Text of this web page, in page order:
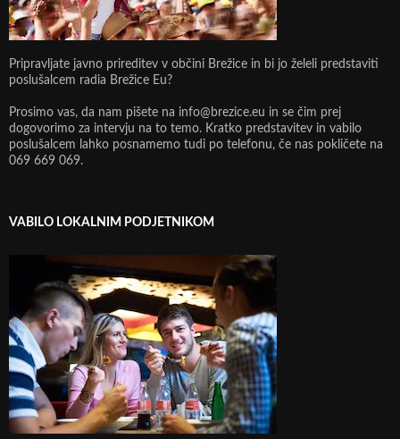
Pripravljate javno prireditev v občini Brežice in bi jo želeli predstaviti
poslušalcem radia Brežice Eu?
Prosimo vas, da nam pišete na info@brezice.eu in se čim prej
dogovorimo za intervju na to temo. Kratko predstavitev in vabilo
poslušalcem lahko posnamemo tudi po telefonu, če nas pokličete na
069 669 069.
VABILO LOKALNIM PODJETNIKOM